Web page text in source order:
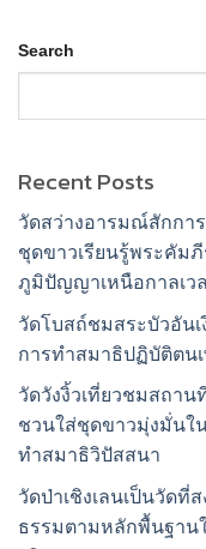
Search
Recent Posts
วัดสว่างอารมณ์สักกา
ชุดขาวเรียนรู้พระคัม
ภูมิปัญญาเหนือกาลเว
วัดโบสถ์ชมสระบัวอันเ
การทำสมาธิปฏิบัติตน
วัดวังงิ้วเที่ยวชมสถา
ชวนใส่ชุดขาวมุ่งมั่นใ
ทำสมาธิวิปัสสนา
วัดป่าเชิงเลนเป็นวัดที่
ธรรมตามหลักพื้นฐาน